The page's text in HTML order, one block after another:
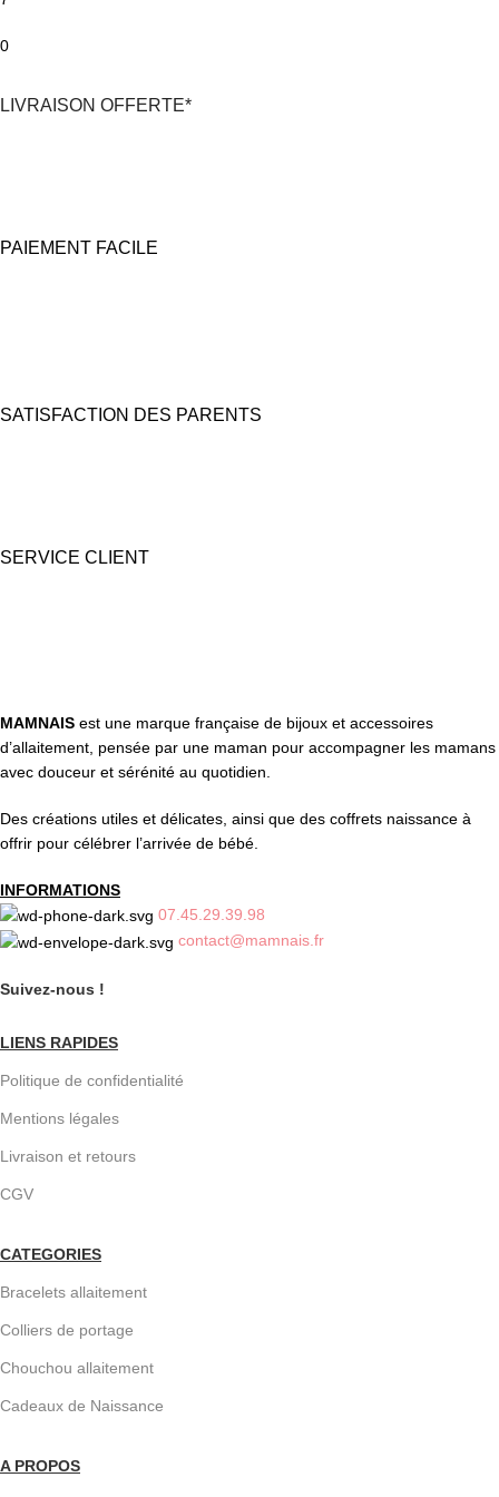
0
LIVRAISON OFFERTE*
PAIEMENT FACILE
SATISFACTION DES PARENTS
SERVICE CLIENT
MAMNAIS est une marque française de bijoux et accessoires
d’allaitement, pensée par une maman pour accompagner les mamans
avec douceur et sérénité au quotidien.
Des créations utiles et délicates, ainsi que des coffrets naissance à
offrir pour célébrer l’arrivée de bébé.
INFORMATIONS
07.45.29.39.98
contact@mamnais.fr
Suivez-nous !
LIENS RAPIDES
Politique de confidentialité
Mentions légales
Livraison et retours
CGV
CATEGORIES
Bracelets allaitement
Colliers de portage
Chouchou allaitement
Cadeaux de Naissance
A PROPOS